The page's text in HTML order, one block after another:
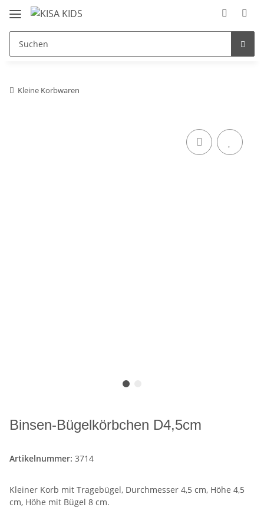
Kleine Korbwaren
Binsen-Bügelkörbchen D4,5cm
Artikelnummer: 3714
Kleiner Korb mit Tragebügel, Durchmesser 4,5 cm, Höhe 4,5
cm, Höhe mit Bügel 8 cm.